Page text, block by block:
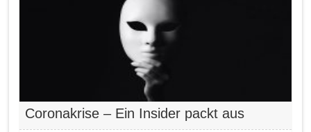
Coronakrise – Ein Insider packt aus